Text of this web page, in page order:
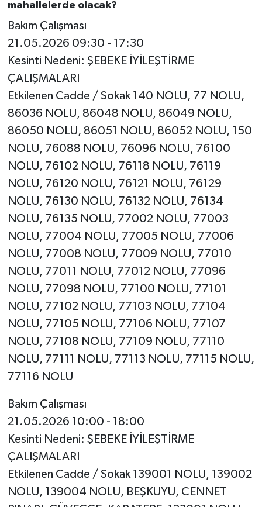
mahallelerde olacak?
Bakım Çalışması
21.05.2026 09:30 - 17:30
Kesinti Nedeni: ŞEBEKE İYİLEŞTİRME
ÇALIŞMALARI
Etkilenen Cadde / Sokak 140 NOLU, 77 NOLU,
86036 NOLU, 86048 NOLU, 86049 NOLU,
86050 NOLU, 86051 NOLU, 86052 NOLU, 150
NOLU, 76088 NOLU, 76096 NOLU, 76100
NOLU, 76102 NOLU, 76118 NOLU, 76119
NOLU, 76120 NOLU, 76121 NOLU, 76129
NOLU, 76130 NOLU, 76132 NOLU, 76134
NOLU, 76135 NOLU, 77002 NOLU, 77003
NOLU, 77004 NOLU, 77005 NOLU, 77006
NOLU, 77008 NOLU, 77009 NOLU, 77010
NOLU, 77011 NOLU, 77012 NOLU, 77096
NOLU, 77098 NOLU, 77100 NOLU, 77101
NOLU, 77102 NOLU, 77103 NOLU, 77104
NOLU, 77105 NOLU, 77106 NOLU, 77107
NOLU, 77108 NOLU, 77109 NOLU, 77110
NOLU, 77111 NOLU, 77113 NOLU, 77115 NOLU,
77116 NOLU
Bakım Çalışması
21.05.2026 10:00 - 18:00
Kesinti Nedeni: ŞEBEKE İYİLEŞTİRME
ÇALIŞMALARI
Etkilenen Cadde / Sokak 139001 NOLU, 139002
NOLU, 139004 NOLU, BEŞKUYU, CENNET